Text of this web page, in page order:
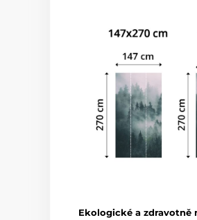
Ekologické a zdravotně